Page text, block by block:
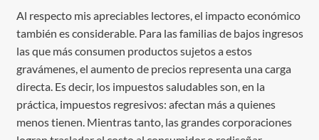
Al respecto mis apreciables lectores, el impacto económico
también es considerable. Para las familias de bajos ingresos
las que más consumen productos sujetos a estos
gravámenes, el aumento de precios representa una carga
directa. Es decir, los impuestos saludables son, en la
práctica, impuestos regresivos: afectan más a quienes
menos tienen. Mientras tanto, las grandes corporaciones